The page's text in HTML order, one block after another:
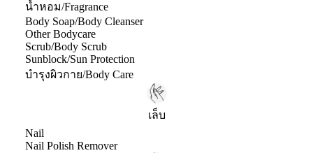
น้ำหอม/Fragrance
Body Soap/Body Cleanser
Other Bodycare
Scrub/Body Scrub
Sunblock/Sun Protection
บำรุงผิวกาย/Body Care
เล็บ
Nail
Nail Polish Remover